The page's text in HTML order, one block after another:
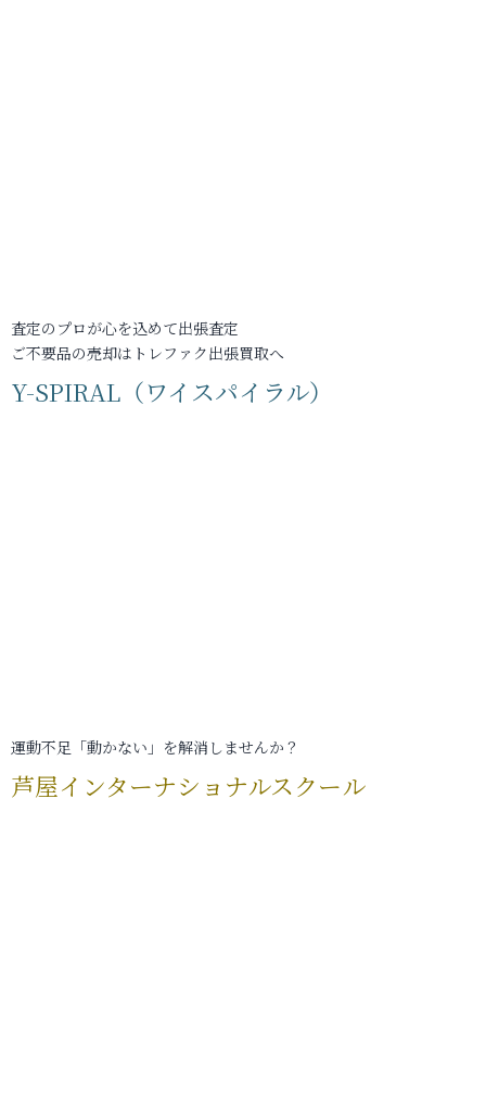
査定のプロが心を込めて出張査定
ご不要品の売却はトレファク出張買取へ
Y-SPIRAL（ワイスパイラル）
運動不足「動かない」を解消しませんか？
芦屋インターナショナルスクール